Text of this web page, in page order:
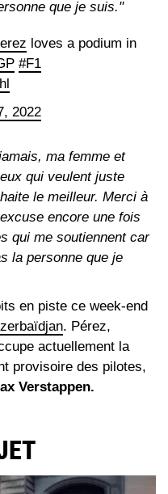
que je suis."
loves a podium in
#F1
2022
ma femme et
qui veulent juste
le meilleur. Merci à
encore une fois
qui me soutiennent car
la personne que je
en piste ce week-end
. Pérez,
actuellement la
provisoire des pilotes,
Verstappen.